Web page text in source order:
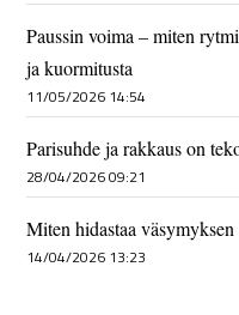
Paussin voima – miten
ja kuormitusta
11/05/2026 14:54
Parisuhde ja rakkaus on
28/04/2026 09:21
Miten hidastaa
14/04/2026 13:23